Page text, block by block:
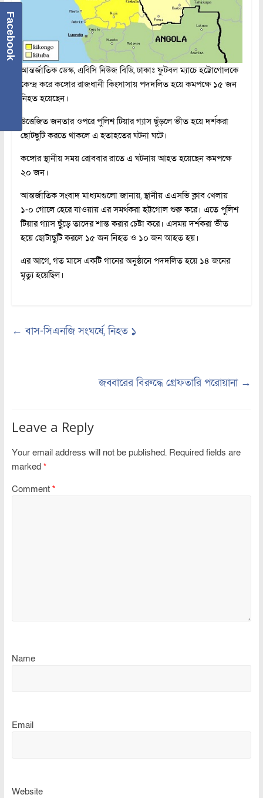
আন্তর্জাতিক ডেস্ক, এবিসি নিউজ বিডি, ঢাকাঃ ফুটবল ম্যাচে হট্টোগোলকে
কেন্দ্র করে কঙ্গোর রাজধানী কিংসাসায় পদদলিত হয়ে কমপক্ষে ১৫ জন
নিহত হয়েছেন।
উত্তেজিত জনতার ওপরে পুলিশ টিয়ার গ্যাস ছুঁড়লে ভীত হয়ে দর্শকরা
ছোটছুটি করতে থাকলে এ হতাহতের ঘটনা ঘটে।
কঙ্গোর স্থানীয় সময় রোববার রাতে এ ঘটনায় আহত হয়েছেন কমপক্ষে
২০ জন।
আন্তর্জাতিক সংবাদ মাধ্যমগুলো জানায়, স্থানীয় এএসভি ক্লাব খেলায়
১-০ গোলে হেরে যাওয়ায় এর সমর্থকরা হট্টগোল শুরু করে। এতে পুলিশ
টিয়ার গ্যাস ছুঁড়ে তাদের শান্ত করার চেষ্টা করে। এসময় দর্শকরা ভীত
হয়ে ছোটাছুটি করলে ১৫ জন নিহত ও ১০ জন আহত হয়।
এর আগে, গত মাসে একটি গানের অনুষ্ঠানে পদদলিত হয়ে ১৪ জনের
মৃত্যু হয়েছিল।
← বাস-সিএনজি সংঘর্ষে, নিহত ১
জব্বারের বিরুদ্ধে গ্রেফতারি পরোয়ানা →
Leave a Reply
Your email address will not be published. Required fields are
marked *
Comment *
Name
Email
Website
Facebook